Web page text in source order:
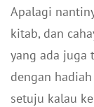
Apalagi
kitab, dan
yang ada juga
dengan
setuju kalau